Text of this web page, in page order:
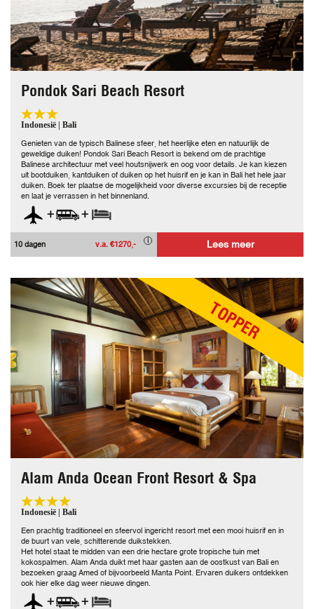
Pondok Sari Beach Resort
Indonesië | Bali
Genieten van de typisch Balinese sfeer, het heerlijke eten en natuurlijk de
geweldige duiken! Pondok Sari Beach Resort is bekend om de prachtige
Balinese architectuur met veel houtsnijwerk en oog voor details. Je kan kiezen
uit bootduiken, kantduiken of duiken op het huisrif en je kan in Bali het hele jaar
duiken. Boek ter plaatse de mogelijkheid voor diverse excursies bij de receptie
en laat je verrassen in het binnenland.
+ +
10 dagen v.a. €1270,- Lees meer
TOPPER
Alam Anda Ocean Front Resort & Spa
Indonesië | Bali
Een prachtig traditioneel en sfeervol ingericht resort met een mooi huisrif en in
de buurt van vele, schitterende duikstekken.
Het hotel staat te midden van een drie hectare grote tropische tuin met
kokospalmen. Alam Anda duikt met haar gasten aan de oostkust van Bali en
bezoeken graag Amed of bijvoorbeeld Manta Point. Ervaren duikers ontdekken
ook hier elke dag weer nieuwe dingen.
+ +